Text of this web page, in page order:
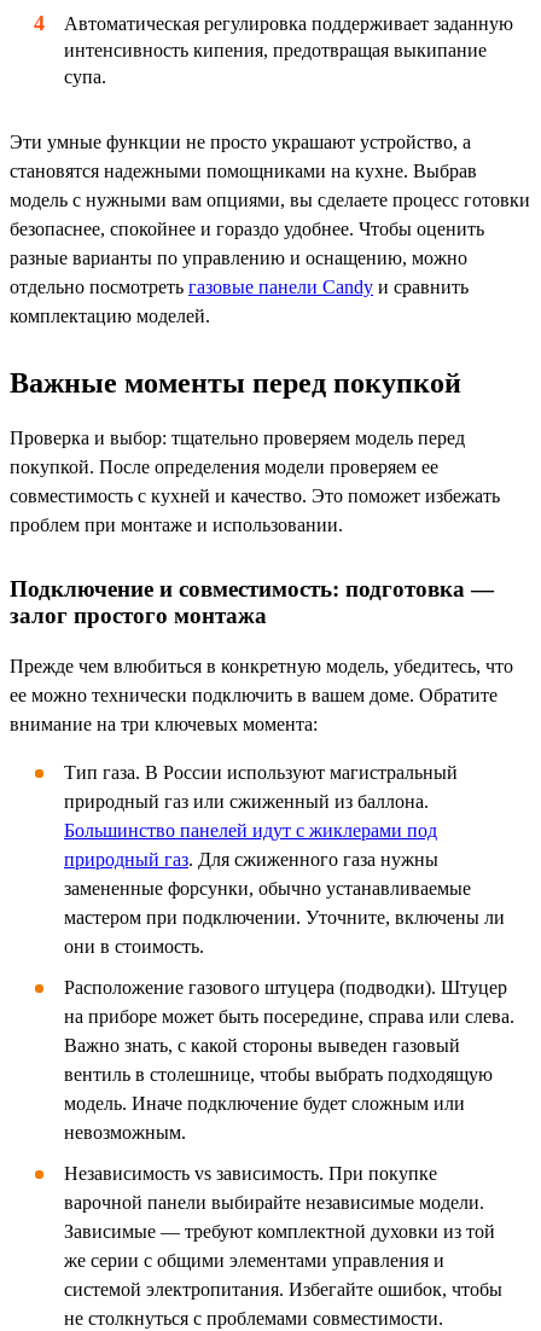
Автоматическая регулировка поддерживает заданную
интенсивность кипения, предотвращая выкипание
супа.
Эти умные функции не просто украшают устройство, а
становятся надежными помощниками на кухне. Выбрав
модель с нужными вам опциями, вы сделаете процесс готовки
безопаснее, спокойнее и гораздо удобнее. Чтобы оценить
разные варианты по управлению и оснащению, можно
отдельно посмотреть газовые панели Candy и сравнить
комплектацию моделей.
Важные моменты перед покупкой
Проверка и выбор: тщательно проверяем модель перед
покупкой. После определения модели проверяем ее
совместимость с кухней и качество. Это поможет избежать
проблем при монтаже и использовании.
Подключение и совместимость: подготовка —
залог простого монтажа
Прежде чем влюбиться в конкретную модель, убедитесь, что
ее можно технически подключить в вашем доме. Обратите
внимание на три ключевых момента:
Тип газа. В России используют магистральный
природный газ или сжиженный из баллона.
Большинство панелей идут с жиклерами под
природный газ. Для сжиженного газа нужны
замененные форсунки, обычно устанавливаемые
мастером при подключении. Уточните, включены ли
они в стоимость.
Расположение газового штуцера (подводки). Штуцер
на приборе может быть посередине, справа или слева.
Важно знать, с какой стороны выведен газовый
вентиль в столешнице, чтобы выбрать подходящую
модель. Иначе подключение будет сложным или
невозможным.
Независимость vs зависимость. При покупке
варочной панели выбирайте независимые модели.
Зависимые — требуют комплектной духовки из той
же серии с общими элементами управления и
системой электропитания. Избегайте ошибок, чтобы
не столкнуться с проблемами совместимости.